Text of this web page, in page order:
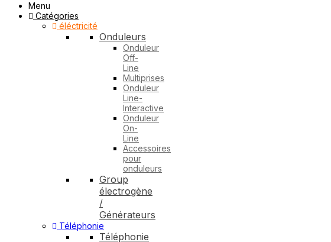
Menu
Catégories
éléctricité
Onduleurs
Onduleur
Off-
Line
Multiprises
Onduleur
Line-
Interactive
Onduleur
On-
Line
Accessoires
pour
onduleurs
Group
électrogène
/
Générateurs
Téléphonie
Téléphonie